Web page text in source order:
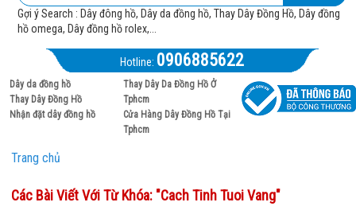
Gợi ý Search : Dây đông hồ, Dây da đồng hồ, Thay Dây Đồng Hồ, Dây đồng
hồ omega, Dây đồng hồ rolex,...
Hotline: 0906885622
Dây da đồng hồ
Thay Dây Đồng Hồ
Nhận đặt dây đồng hồ
Thay Dây Da Đồng Hồ Ở
Tphcm
Cửa Hàng Dây Đồng Hồ Tại
Tphcm
Trang chủ
Các Bài Viết Với Từ Khóa: "Cach Tinh Tuoi Vang"